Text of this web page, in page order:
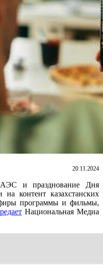
20.11.2024
АЭС и празднование Дня
контент казахстанских
программы и фильмы,
Национальная Медиа